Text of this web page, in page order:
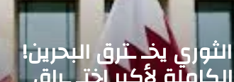
يقرر ضم مايا مرسي